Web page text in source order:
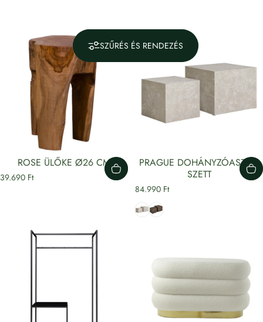
SZŰRÉS ÉS RENDEZÉS
ROSE ÜLŐKE Ø26 CM
39.690 Ft
PRAGUE DOHÁNYZÓASZTAL
SZETT
84.990 Ft
BézsBarna